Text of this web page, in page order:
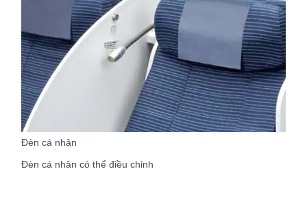
Đèn cá nhân
Đèn cá nhân có thể điều chỉnh